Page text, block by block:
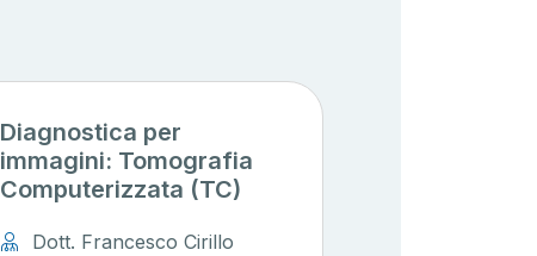
Diagnostica per
immagini: Tomografia
Computerizzata (TC)
Dott. Francesco Cirillo